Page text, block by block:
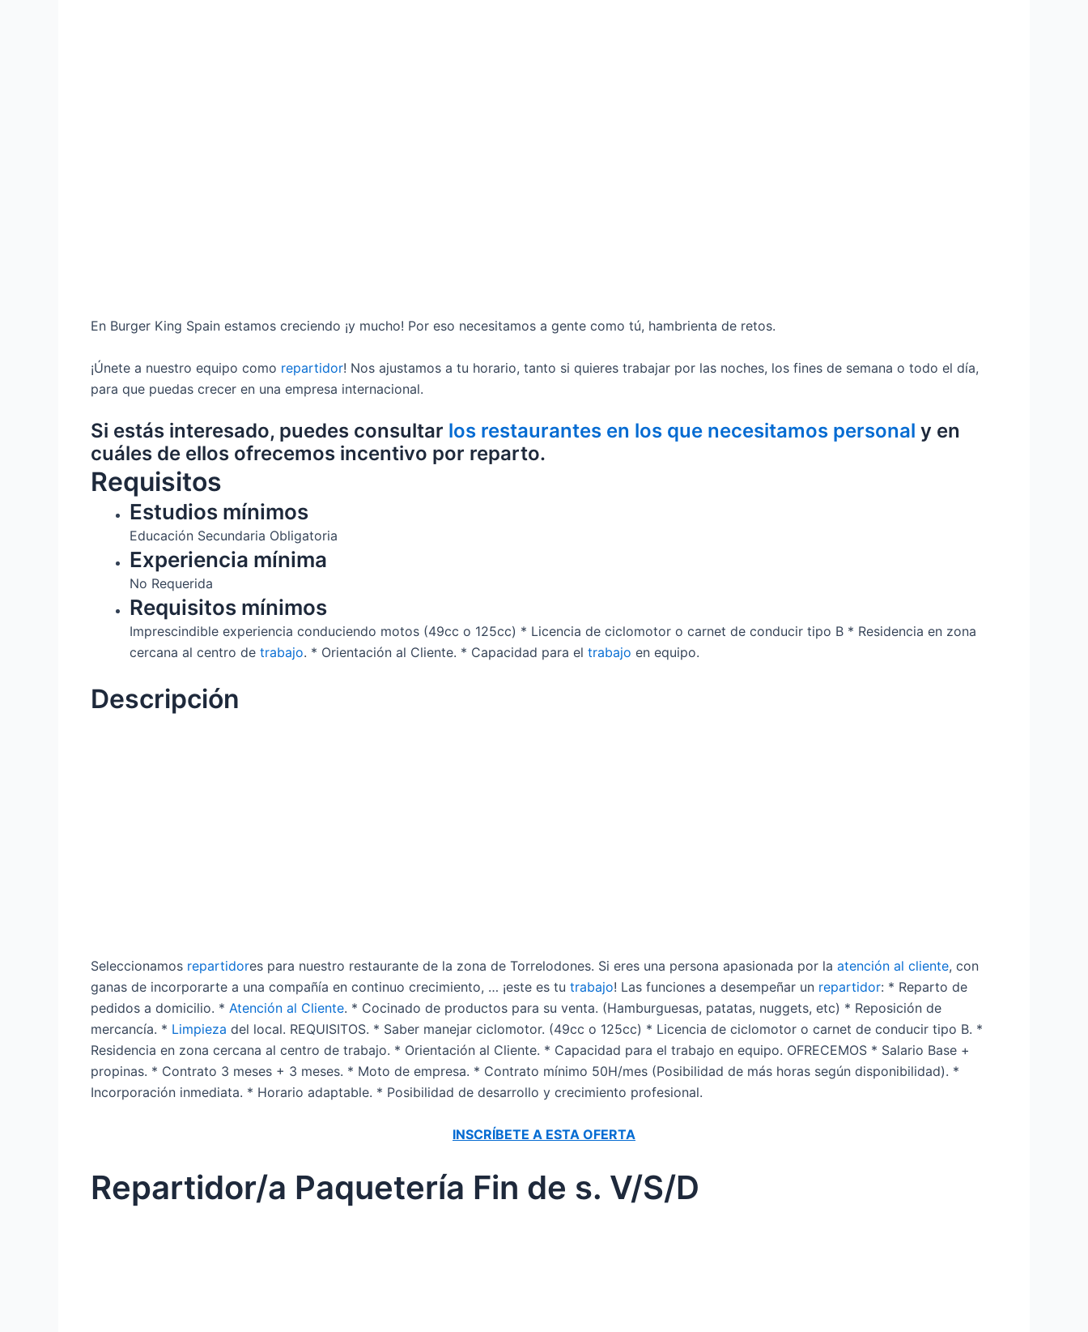
En Burger King Spain estamos creciendo ¡y mucho! Por eso necesitamos a gente como tú, hambrienta de retos.
¡Únete a nuestro equipo como repartidor! Nos ajustamos a tu horario, tanto si quieres trabajar por las noches, los fines de semana o todo el día,
para que puedas crecer en una empresa internacional.
Si estás interesado, puedes consultar los restaurantes en los que necesitamos personal y en
cuáles de ellos ofrecemos incentivo por reparto.
Requisitos
Estudios mínimos
Educación Secundaria Obligatoria
Experiencia mínima
No Requerida
Requisitos mínimos
Imprescindible experiencia conduciendo motos (49cc o 125cc) * Licencia de ciclomotor o carnet de conducir tipo B * Residencia en zona
cercana al centro de trabajo. * Orientación al Cliente. * Capacidad para el trabajo en equipo.
Descripción
Seleccionamos repartidores para nuestro restaurante de la zona de Torrelodones. Si eres una persona apasionada por la atención al cliente, con
ganas de incorporarte a una compañía en continuo crecimiento, … ¡este es tu trabajo! Las funciones a desempeñar un repartidor: * Reparto de
pedidos a domicilio. * Atención al Cliente. * Cocinado de productos para su venta. (Hamburguesas, patatas, nuggets, etc) * Reposición de
mercancía. * Limpieza del local. REQUISITOS. * Saber manejar ciclomotor. (49cc o 125cc) * Licencia de ciclomotor o carnet de conducir tipo B. *
Residencia en zona cercana al centro de trabajo. * Orientación al Cliente. * Capacidad para el trabajo en equipo. OFRECEMOS * Salario Base +
propinas. * Contrato 3 meses + 3 meses. * Moto de empresa. * Contrato mínimo 50H/mes (Posibilidad de más horas según disponibilidad). *
Incorporación inmediata. * Horario adaptable. * Posibilidad de desarrollo y crecimiento profesional.
INSCRÍBETE A ESTA OFERTA
Repartidor/a Paquetería Fin de s. V/S/D